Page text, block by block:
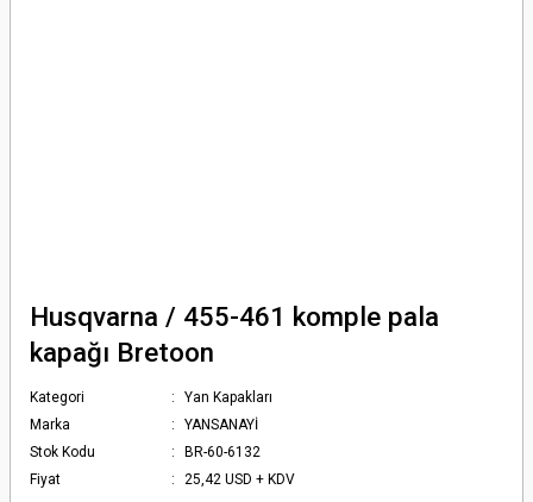
Husqvarna / 455-461 komple pala
kapağı Bretoon
Kategori
Yan Kapakları
Marka
YANSANAYİ
Stok Kodu
BR-60-6132
Fiyat
25,42 USD + KDV